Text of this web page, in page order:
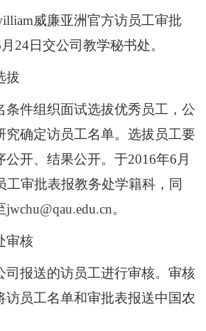
威廉亚洲官方访员工审批
24日交公司教学秘书处。
拔
件组织面试选拔优秀员工，公
究确定访员工名单。选拔员工要
开、结果公开。于2016年6月
工审批表报教务处学籍科，同
jwchu@qau.edu.cn。
核
报送的访员工进行审核。审核
访员工名单和审批表报送中国农